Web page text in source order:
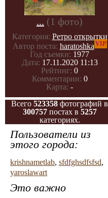
... (1 фото)
Категория: Ретро открытки
Автор поста: haratoshka VIP
Год съемки: 1977
Дата: 17.11.2020 11:13
Рейтинг: 0
Комментарии: 0
Карта: -
Всего 523358 фотографий в
300757постах в 5257
категориях.
Пользователи из
этого города:
krishnametlab, sfdfghsdfsfsd,
yaroslawart
Это важно